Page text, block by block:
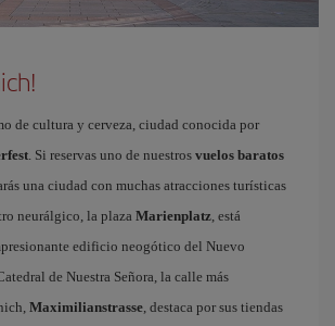
de cultura y cerveza, ciudad conocida por
. Si reservas uno de nuestros vuelos baratos
una ciudad con muchas atracciones turísticas
neurálgico, la plaza Marienplatz, está
edificio neogótico del Nuevo
de Nuestra Señora, la calle más
Maximilianstrasse, destaca por sus tiendas